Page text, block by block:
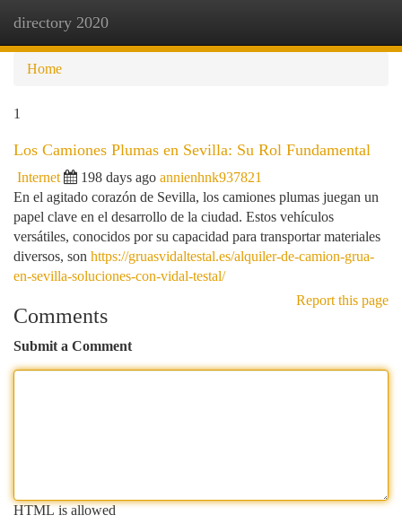
directory 2020
Home
1
Los Camiones Plumas en Sevilla: Su Rol Fundamental
Internet 198 days ago annienhnk937821
En el agitado corazón de Sevilla, los camiones plumas juegan un
papel clave en el desarrollo de la ciudad. Estos vehículos
versátiles, conocidos por su capacidad para transportar materiales
diversos, son https://gruasvidaltestal.es/alquiler-de-camion-grua-
en-sevilla-soluciones-con-vidal-testal/
Report this page
Comments
Submit a Comment
HTML is allowed